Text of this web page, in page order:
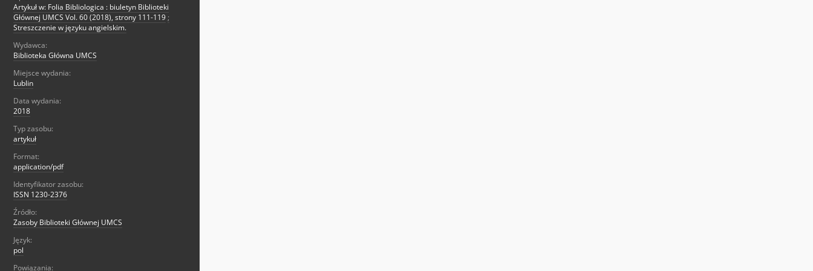
Artykuł w: Folia Bibliologica : biuletyn Biblioteki
Głównej UMCS Vol. 60 (2018), strony 111-119 ;
Streszczenie w języku angielskim.
Wydawca:
Biblioteka Główna UMCS
Miejsce wydania:
Lublin
Data wydania:
2018
Typ zasobu:
artykuł
Format:
application/pdf
Identyfikator zasobu:
ISSN 1230-2376
Źródło:
Zasoby Biblioteki Głównej UMCS
Język:
pol
Powiązania: